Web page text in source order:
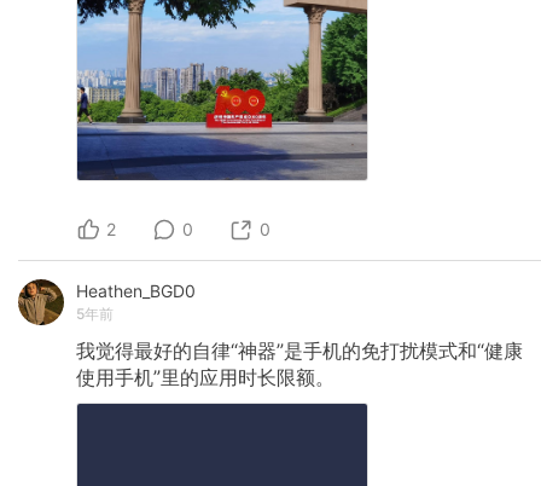
2 0 0
Heathen_BGD0
5年前
我觉得最好的自律“神器”是手机的免打扰模式和“健康
使用手机”里的应用时长限额。